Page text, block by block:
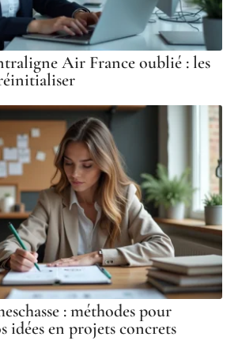
Air France oublié : les
: méthodes pour
idées en projets concrets